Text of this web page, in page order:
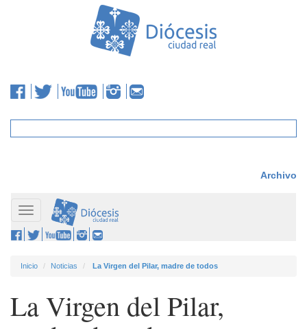
Archivo
Toggle
navigation
Inicio Noticias La Virgen del Pilar, madre de todos
La Virgen del Pilar,